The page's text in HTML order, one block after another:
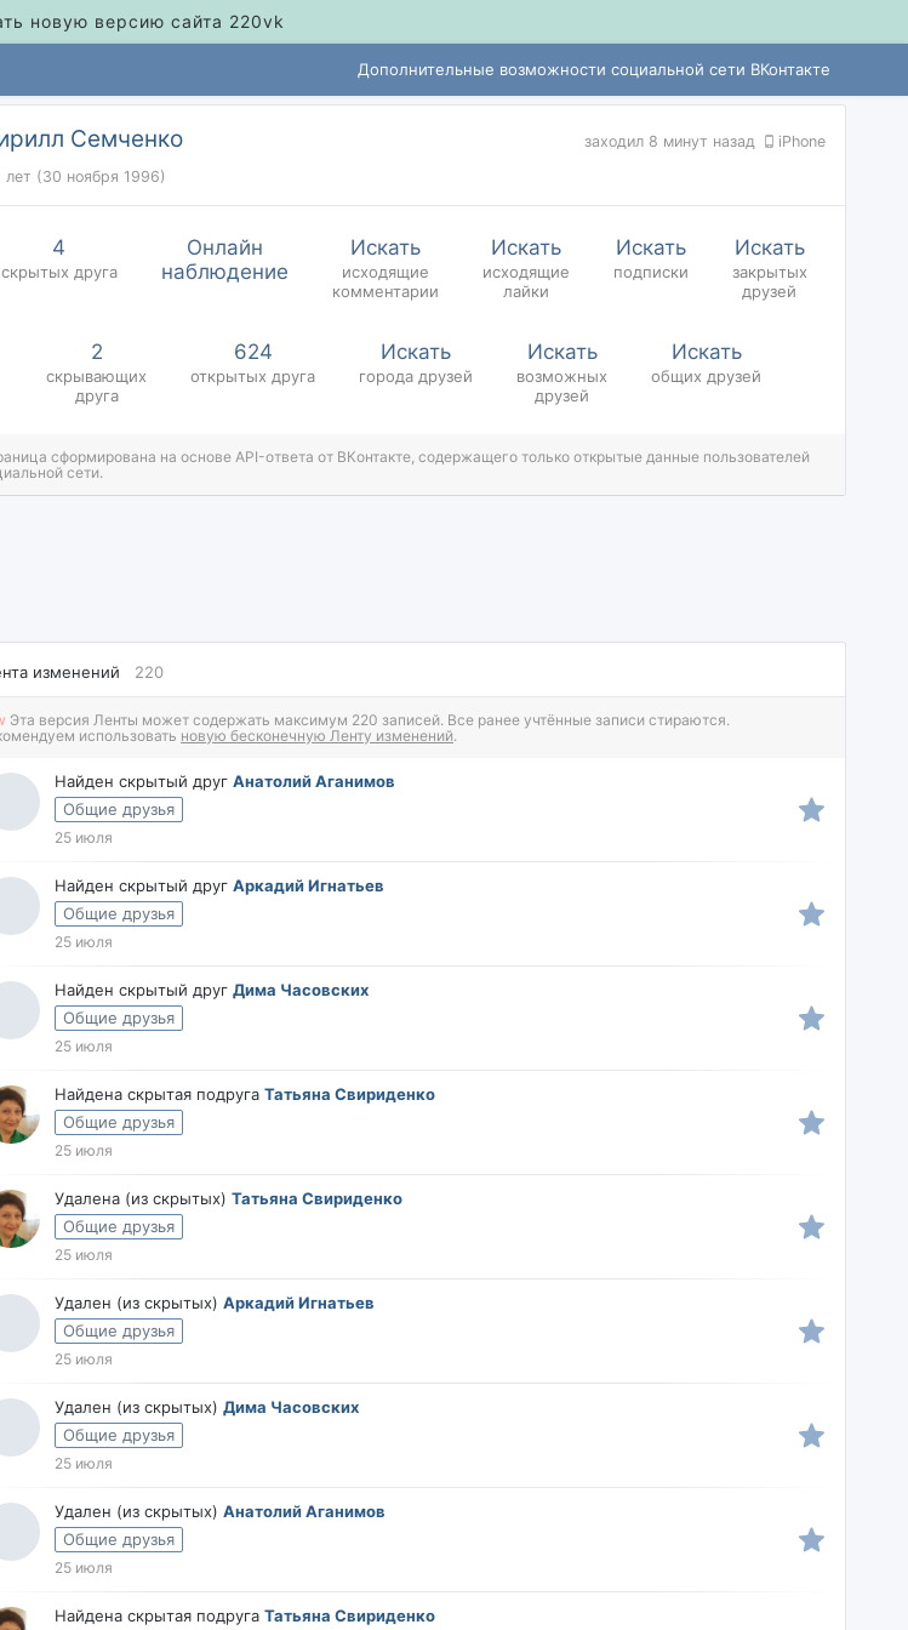
новую версию сайта 220vk
Дополнительные возможности социальной сети ВКонтакте
Семченко заходил 8 минут назад
iPhone
лет (30 ноября 1996)
4
скрытых друга
Онлайн
наблюдение
Искать
исходящие
комментарии
Искать
исходящие
лайки
Искать
подписки
Искать
закрытых
друзей
2
скрывающих
друга
624
открытых друга
Искать
города друзей
Искать
возможных
друзей
Искать
общих друзей
сформирована на основе API-ответа от ВКонтакте, содержащего только открытые данные пользователей
сети.
изменений 220
Эта версия Ленты может содержать максимум 220 записей. Все ранее учтённые записи стираются.
использовать новую бесконечную Ленту изменений.
Найден скрытый друг Анатолий Аганимов
Общие друзья
25 июля
Найден скрытый друг Аркадий Игнатьев
Общие друзья
25 июля
Найден скрытый друг Дима Часовских
Общие друзья
25 июля
Найдена скрытая подруга Татьяна Свириденко
Общие друзья
25 июля
Удалена (из скрытых) Татьяна Свириденко
Общие друзья
25 июля
Удален (из скрытых) Аркадий Игнатьев
Общие друзья
25 июля
Удален (из скрытых) Дима Часовских
Общие друзья
25 июля
Удален (из скрытых) Анатолий Аганимов
Общие друзья
25 июля
Найдена скрытая подруга Татьяна Свириденко